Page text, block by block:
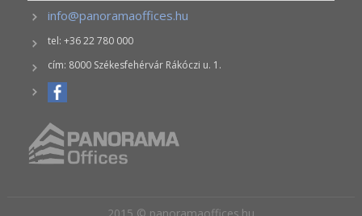
info@panoramaoffices.hu
tel: +36 22 780 000
cím: 8000 Székesfehérvár Rákóczi u. 1.